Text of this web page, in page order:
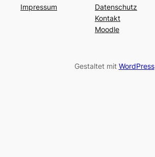
Impressum
Datenschutz
Kontakt
Moodle
Gestaltet mit WordPress